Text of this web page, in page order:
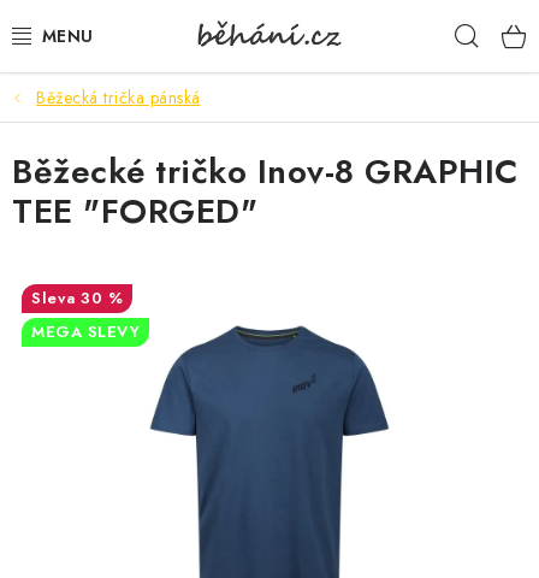
na
BOTY PÁNSKÉ
BOTY DÁMSKÉ
PÁNSKÉ OBLEČENÍ
DÁMSKÉ OBLEČENÍ
DOPLŇKY
DÁRKOVÉ POUKAZY
VELIKOSTNÍ TABULKY
Běžecká trička pánská
Běžecké tričko Inov-8 GRAPHIC
TEE "FORGED"
30 %
MEGA SLEVY